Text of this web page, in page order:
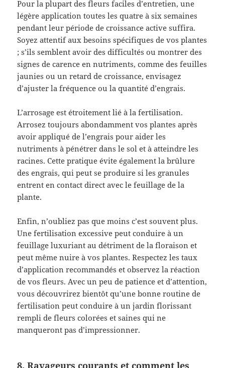
Pour la plupart des fleurs faciles d’entretien, une
légère application toutes les quatre à six semaines
pendant leur période de croissance active suffira.
Soyez attentif aux besoins spécifiques de vos plantes
; s’ils semblent avoir des difficultés ou montrer des
signes de carence en nutriments, comme des feuilles
jaunies ou un retard de croissance, envisagez
d’ajuster la fréquence ou la quantité d’engrais.
L’arrosage est étroitement lié à la fertilisation.
Arrosez toujours abondamment vos plantes après
avoir appliqué de l’engrais pour aider les
nutriments à pénétrer dans le sol et à atteindre les
racines. Cette pratique évite également la brûlure
des engrais, qui peut se produire si les granules
entrent en contact direct avec le feuillage de la
plante.
Enfin, n’oubliez pas que moins c’est souvent plus.
Une fertilisation excessive peut conduire à un
feuillage luxuriant au détriment de la floraison et
peut même nuire à vos plantes. Respectez les taux
d’application recommandés et observez la réaction
de vos fleurs. Avec un peu de patience et d’attention,
vous découvrirez bientôt qu’une bonne routine de
fertilisation peut conduire à un jardin florissant
rempli de fleurs colorées et saines qui ne
manqueront pas d’impressionner.